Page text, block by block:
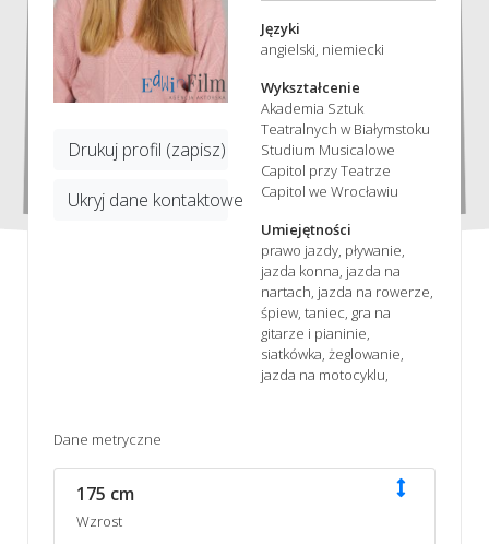
Drukuj profil (zapisz)
Ukryj dane kontaktowe
Języki
angielski, niemiecki
Wykształcenie
Akademia Sztuk
Teatralnych w Białymstoku
Studium Musicalowe
Capitol przy Teatrze
Capitol we Wrocławiu
Umiejętności
prawo jazdy, pływanie,
jazda konna, jazda na
nartach, jazda na rowerze,
śpiew, taniec, gra na
gitarze i pianinie,
siatkówka, żeglowanie,
jazda na motocyklu,
Dane metryczne
175 cm
Wzrost